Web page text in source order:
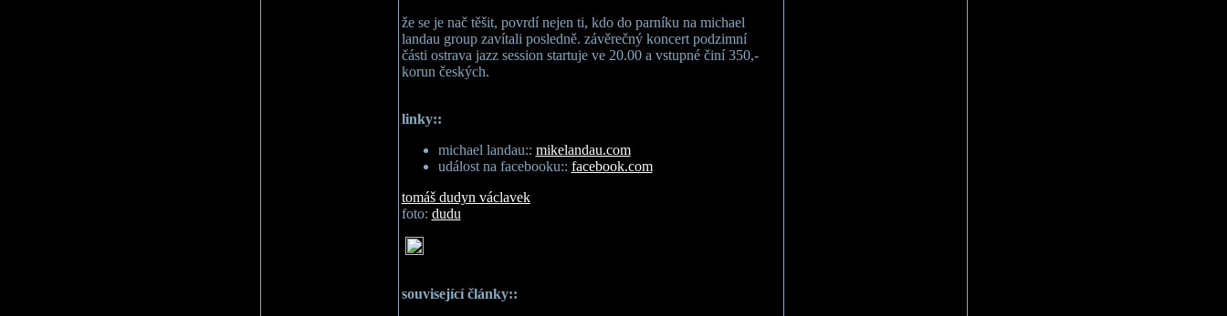
že se je nač těšit, povrdí nejen ti, kdo do parníku na michael
landau group zavítali posledně. závěrečný koncert podzimní
části ostrava jazz session startuje ve 20.00 a vstupné činí 350,-
korun českých.
linky::
michael landau:: mikelandau.com
událost na facebooku:: facebook.com
tomáš dudyn václavek
foto: dudu
související články::